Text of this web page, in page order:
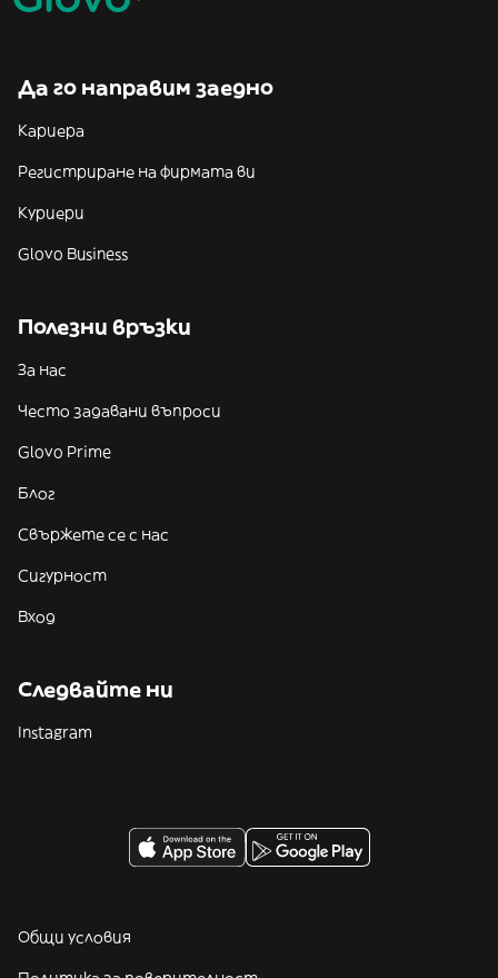
Да го направим заедно
Кариера
Регистриране на фирмата ви
Куриери
Glovo Business
Полезни връзки
За нас
Често задавани въпроси
Glovo Prime
Блог
Свържете се с нас
Сигурност
Вход
Следвайте ни
Instagram
Общи условия